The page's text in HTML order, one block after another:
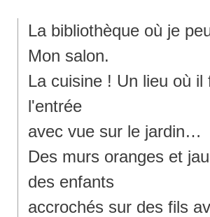
La bibliothèque où je
Mon salon.
La cuisine ! Un lieu où
l'entrée
avec vue sur le jardin…
Des murs oranges et
des enfants
accrochés sur des fils